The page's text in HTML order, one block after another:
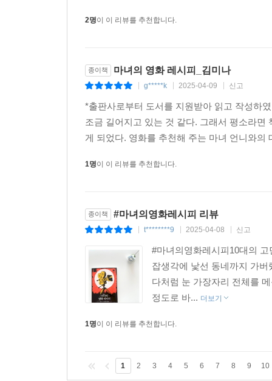
2명이 이 리뷰를 추천합니다.
종이책 마녀의 영화 레시피_김미나
g*****k 2025-04-09 신고
*출판사로부터 도서를 지원받아 읽고 작성하
조금 길어지고 있는 것 같다. 그래서 평소라
게 되었다. 영화를 추천해 주는 마녀 언니와
1명이 이 리뷰를 추천합니다.
종이책 #마녀의영화레시피 리뷰
t********9 2025-04-08 신고
#마녀의영화레시피10대의
잡생각에 낯선 동네까지 가
다처럼 눈 가장자리 전체를
정도로 바... 더보기
1명이 이 리뷰를 추천합니다.
1 2 3 4 5 6 7 8 9 10